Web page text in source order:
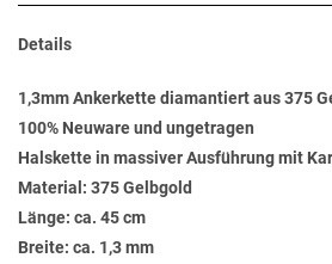
Details
1,3mm Ankerkette diamantiert aus 375
100% Neuware und ungetragen
Halskette in massiver Ausführung mit
Material: 375 Gelbgold
Länge: ca. 45 cm
Breite: ca. 1,3 mm